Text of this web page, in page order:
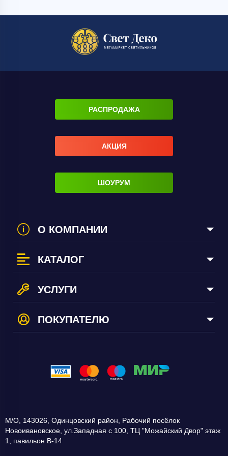
Выбирая светильник подвесной Wertma
РАСПРОДАЖА
АКЦИЯ
ШОУРУМ
О КОМПАНИИ
КАТАЛОГ
УСЛУГИ
ПОКУПАТЕЛЮ
М/О 143026 Одинцовский район, Рабочий посёлок
Новоивановское ул.Западная с 100, ТЦ "Можайский Двор" этаж
1, павильон В-14